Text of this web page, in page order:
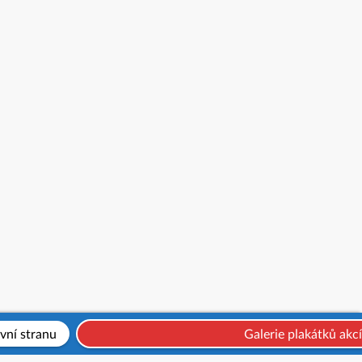
stranu Galerie plakátků akcí